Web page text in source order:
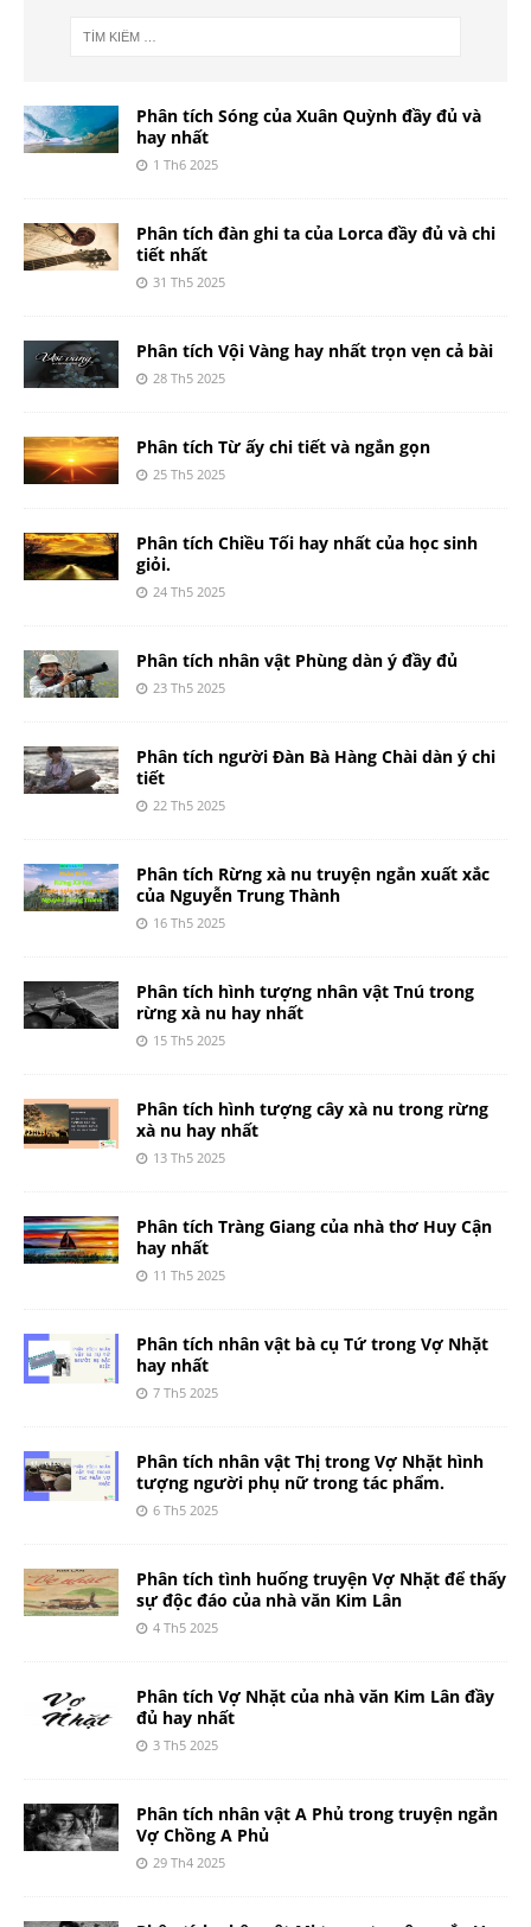
Phân tích Sóng của Xuân Quỳnh đầy đủ và
hay nhất
1 Th6 2025
Phân tích đàn ghi ta của Lorca đầy đủ và chi
tiết nhất
31 Th5 2025
Phân tích Vội Vàng hay nhất trọn vẹn cả bài
28 Th5 2025
Phân tích Từ ấy chi tiết và ngắn gọn
25 Th5 2025
Phân tích Chiều Tối hay nhất của học sinh
giỏi.
24 Th5 2025
Phân tích nhân vật Phùng dàn ý đầy đủ
23 Th5 2025
Phân tích người Đàn Bà Hàng Chài dàn ý chi
tiết
22 Th5 2025
Phân tích Rừng xà nu truyện ngắn xuất xắc
của Nguyễn Trung Thành
16 Th5 2025
Phân tích hình tượng nhân vật Tnú trong
rừng xà nu hay nhất
15 Th5 2025
Phân tích hình tượng cây xà nu trong rừng
xà nu hay nhất
13 Th5 2025
Phân tích Tràng Giang của nhà thơ Huy Cận
hay nhất
11 Th5 2025
Phân tích nhân vật bà cụ Tứ trong Vợ Nhặt
hay nhất
7 Th5 2025
Phân tích nhân vật Thị trong Vợ Nhặt hình
tượng người phụ nữ trong tác phẩm.
6 Th5 2025
Phân tích tình huống truyện Vợ Nhặt để thấy
sự độc đáo của nhà văn Kim Lân
4 Th5 2025
Phân tích Vợ Nhặt của nhà văn Kim Lân đầy
đủ hay nhất
3 Th5 2025
Phân tích nhân vật A Phủ trong truyện ngắn
Vợ Chồng A Phủ
29 Th4 2025